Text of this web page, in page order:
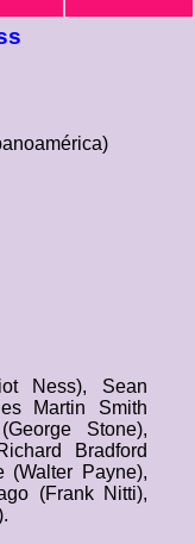
Ness), Sean
Martin Smith
Stone),
Bradford
(Walter Payne),
(Frank Nitti),